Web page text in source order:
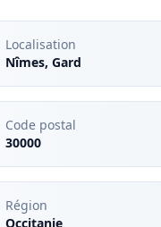
Localisation
Nîmes, Gard
Code postal
30000
Région
Occitanie